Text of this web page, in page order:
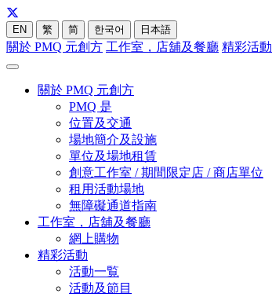
EN 繁 简 한국어 日本語
關於 PMQ 元創方 工作室，店舖及餐廳 精彩活動
關於 PMQ 元創方
PMQ 是
位置及交通
場地簡介及設施
單位及場地租賃
創意工作室 / 期間限定店 / 商店單位
租用活動場地
無障礙通道指南
工作室，店舖及餐廳
網上購物
精彩活動
活動一覧
活動及節目